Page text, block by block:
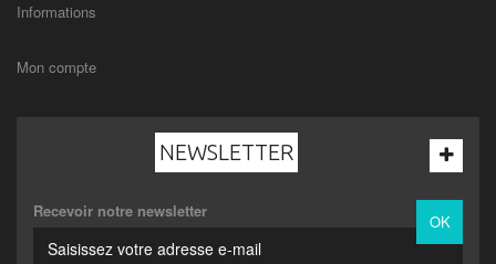
Informations
Mon compte
NEWSLETTER
Recevoir notre newsletter
OK